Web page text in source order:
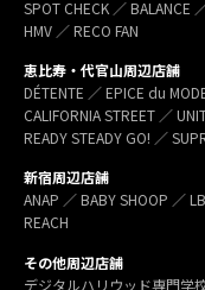
SPOT CHECK ／ BALANCE
HMV ／ RECO FAN
恵比寿・代官山周辺店舗
DÉTENTE ／ EPICE du
CALIFORNIA STREET ／
READY STEADY GO! ／
新宿周辺店舗
ANAP ／ BABY SHOOP ／
REACH
その他周辺店舗
デジタルハリウッド専門学